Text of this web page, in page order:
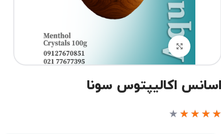
برای بزرگنمایی کلیک کنید
اکالیپتوس سونا
★
★
★
★